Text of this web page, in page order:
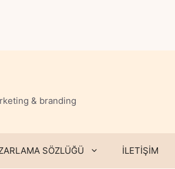
& branding
SÖZLÜĞÜ İLETİŞİM